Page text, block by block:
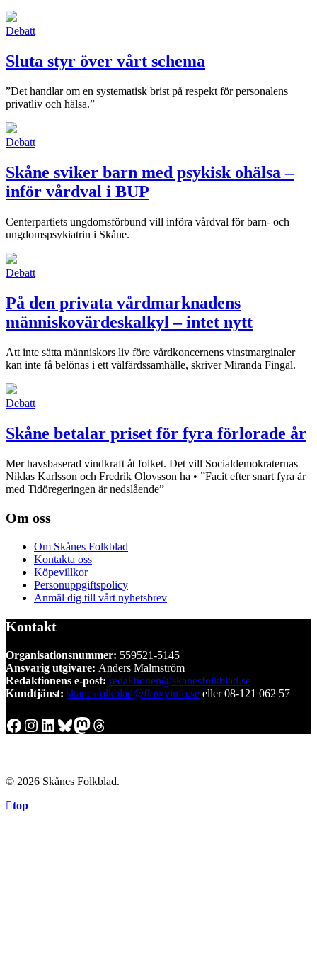
Debatt
Sluta styr över vårt schema
”Det handlar om en systematisk brist på respekt för personalens
privatliv och hälsa.”
Debatt
Skåne sviker barn med psykisk ohälsa –
inför vårdval i BUP
Centerpartiets ungdomsförbund vill införa vårdval för barn- och
ungdomspsykiatrin i Skåne.
Debatt
På den privata vårdmarknadens
människovärdeskalkyl – intet nytt
Att inte sätta människors liv före vårdkoncernens vinstmarginaler
kan inte få belönas i ett välfärdssamhälle, skriver Miranda Fingal.
Debatt
Skåne betalar priset för fyra förlorade år
Mer havsbaserad vindkraft åt folket. Det vill Socialdemokraternas
Niklas Karlsson och Fredrik Olovsson ha • ”Facit efter snart fyra år
med Tidöregeringen är nedslående”
Om oss
Om Skånes Folkblad
Kontakta oss
Köpevillkor
Personuppgiftspolicy
Anmäl dig till vårt nyhetsbrev
Kontakt
Organisationsnummer: 559521-5145
Ansvarig utgivare: Anders Malmström
Redaktionens e-post: redaktionen@skanesfolkblad.se
Kundtjänst: skanesfolkblad@flowyinfo.se eller 08-121 062 57
Facebook
Instagram
LinkedIn
Bluesky
Mastodon
Threads
© 2026 Skånes Folkblad.
top